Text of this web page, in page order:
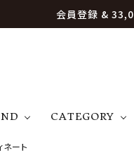
会員登録 &
CATEGORY
ネート